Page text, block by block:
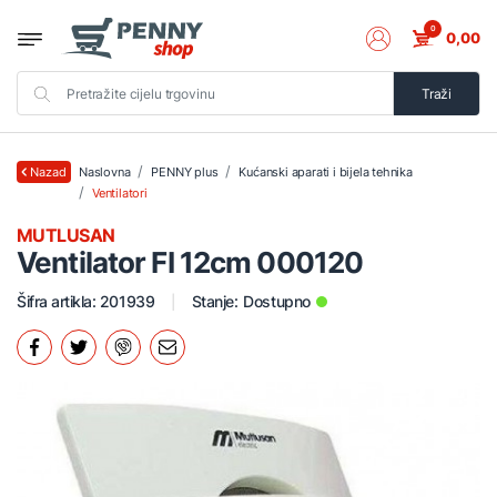
Traži
0 0,00
Nazad Naslovna PENNY plus
Kućanski aparati i bijela tehnika
Ventilatori
Ventilator FI 12cm 000120
MUTLUSAN
Šifra artikla: 201939 Stanje: Dostupno